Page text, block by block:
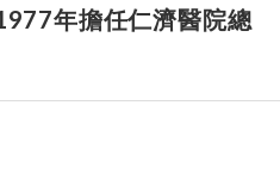
年擔任仁濟醫院總